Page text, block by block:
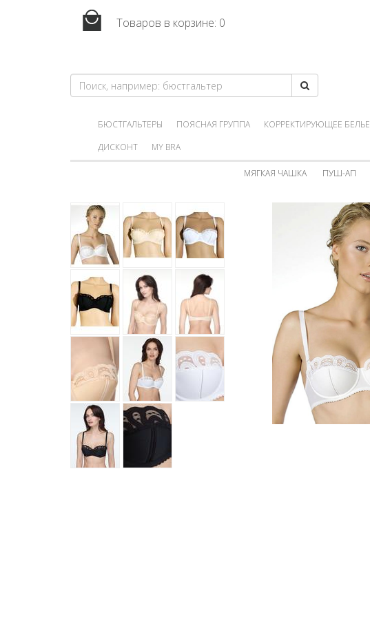
Товаров в корзине: 0
БЮСТГАЛЬТЕРЫ ПОЯСНАЯ ГРУППА КОРРЕКТИРУЮЩЕЕ БЕЛЬЕ
ДИСКОНТ
MY BRA
МЯГКАЯ ЧАШКА ПУШ-АП